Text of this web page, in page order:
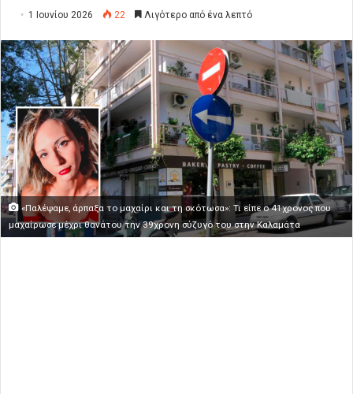
1 Ιουνίου 2026 22 Λιγότερο από ένα λεπτό
«Παλέψαμε, άρπαξα το μαχαίρι και τη σκότωσα»: Τι είπε ο 41χρονος που
μαχαίρωσε μέχρι θανάτου την 39χρονη σύζυγό του στην Καλαμάτα